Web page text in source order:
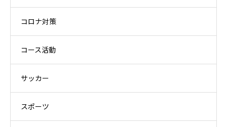
コロナ対策
コース活動
サッカー
スポーツ